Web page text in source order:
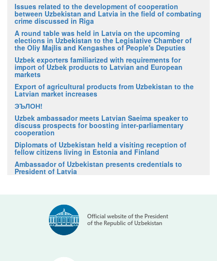
Issues related to the development of cooperation
between Uzbekistan and Latvia in the field of combating
crime discussed in Riga
A round table was held in Latvia on the upcoming
elections in Uzbekistan to the Legislative Chamber of
the Oliy Majlis and Kengashes of People's Deputies
Uzbek exporters familiarized with requirements for
import of Uzbek products to Latvian and European
markets
Export of agricultural products from Uzbekistan to the
Latvian market increases
ЭЪЛОН!
Uzbek ambassador meets Latvian Saeima speaker to
discuss prospects for boosting inter-parliamentary
cooperation
Diplomats of Uzbekistan held a visiting reception of
fellow citizens living in Estonia and Finland
Ambassador of Uzbekistan presents credentials to
President of Latvia
Official website of the President
of the Republic of Uzbekistan